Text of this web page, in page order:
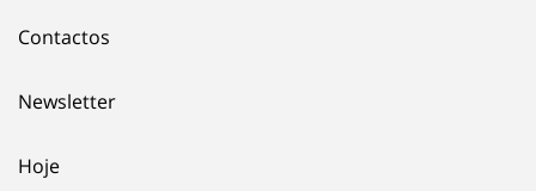
Contactos
Newsletter
Hoje